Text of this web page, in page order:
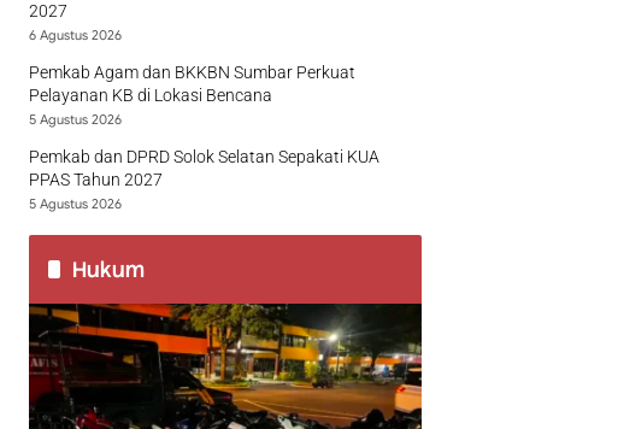
2027
6 Agustus 2026
Pemkab Agam dan BKKBN Sumbar Perkuat
Pelayanan KB di Lokasi Bencana
5 Agustus 2026
Pemkab dan DPRD Solok Selatan Sepakati KUA
PPAS Tahun 2027
5 Agustus 2026
Hukum